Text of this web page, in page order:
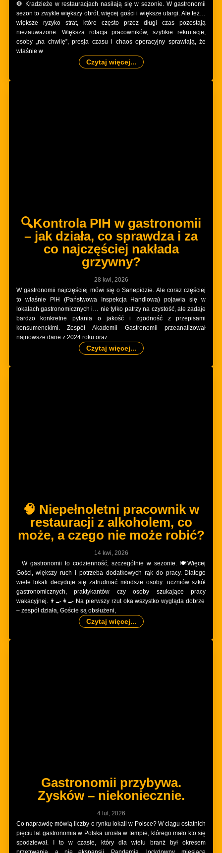
🛑 Kradzieże w restauracjach nasilają się w sezonie. W gastronomii
sezon to zwykle większy obrót, więcej gości i większe utargi. Ale też…
większe ryzyko strat, które często przez długi czas pozostają
niezauważone. Większa rotacja pracowników, szybkie rekrutacje,
osoby „na chwilę”, presja czasu i chaos operacyjny sprawiają, że
właśnie w
Czytaj więcej...
🔍Kontrola PIH w gastronomii
– jak działa, co sprawdza i za
co najczęściej nakłada
grzywny?
28 kwi, 2026
W gastronomii najczęściej mówi się o Sanepidzie. Ale coraz częściej
to właśnie PIH (Państwowa Inspekcja Handlowa) pojawia się w
lokalach gastronomicznych i… nie tylko patrzy na czystość, ale zadaje
bardzo konkretne pytania o jakość i zgodność z przepisami
konsumenckimi. Zespół Akademii Gastronomii przeanalizował
najnowsze dane z 2024 roku oraz
Czytaj więcej...
🧠 Niepełnoletni pracownik w
restauracji z alkoholem, co
może, a czego nie może robić?
14 kwi, 2026
W gastronomii to codzienność, szczególnie w sezonie. 🍽️Więcej
Gości, większy ruch i potrzeba dodatkowych rąk do pracy. Dlatego
wiele lokali decyduje się zatrudniać młodsze osoby: uczniów szkół
gastronomicznych, praktykantów czy osoby szukające pracy
wakacyjnej. 👨‍🍳👩‍🍳 Na pierwszy rzut oka wszystko wygląda dobrze
– zespół działa, Goście są obsłużeni,
Czytaj więcej...
Gastronomii przybywa.
Zysków – niekoniecznie.
4 lut, 2026
Co naprawdę mówią liczby o rynku lokali w Polsce? W ciągu ostatnich
pięciu lat gastronomia w Polska urosła w tempie, którego mało kto się
spodziewał. I to w czasie, który dla wielu branż był okresem